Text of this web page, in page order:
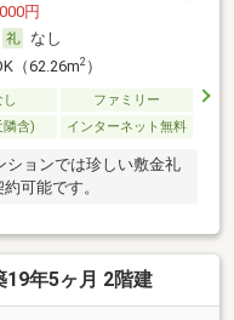
円
なし
（62.26m2）
ファミリー
隣含) インターネット無料
ションでは珍しい敷金礼
可能です。
19年5ヶ月 2階建